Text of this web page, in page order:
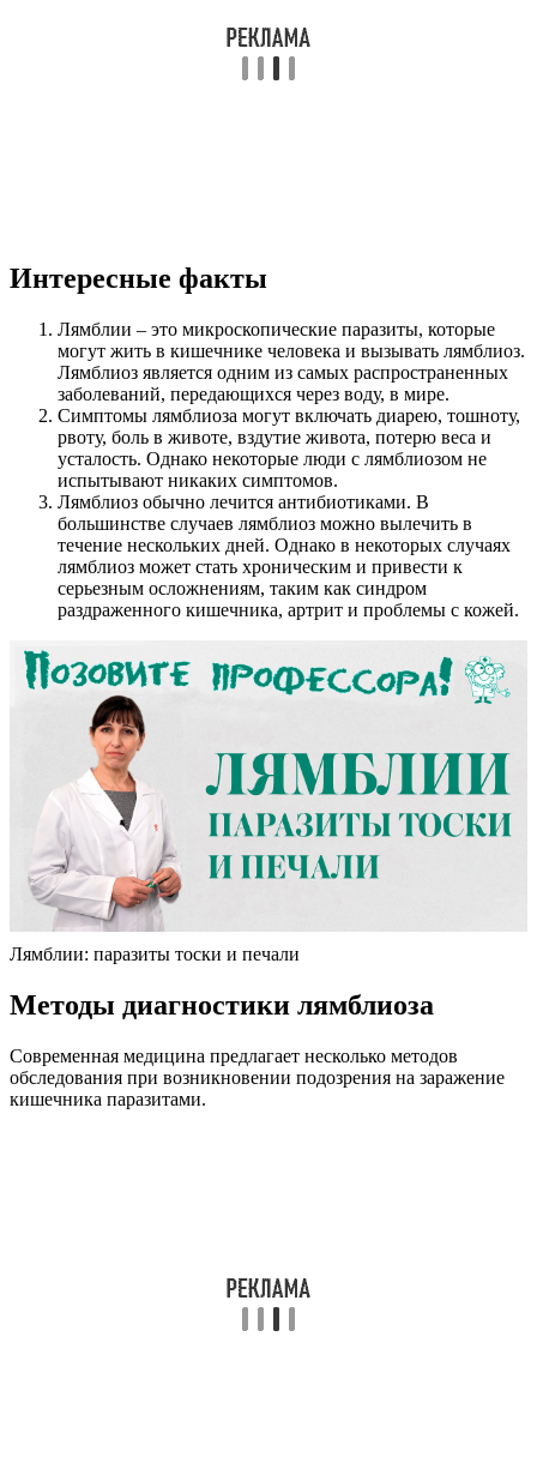
Интересные факты
Лямблии – это микроскопические паразиты, которые
могут жить в кишечнике человека и вызывать лямблиоз.
Лямблиоз является одним из самых распространенных
заболеваний, передающихся через воду, в мире.
Симптомы лямблиоза могут включать диарею, тошноту,
рвоту, боль в животе, вздутие живота, потерю веса и
усталость. Однако некоторые люди с лямблиозом не
испытывают никаких симптомов.
Лямблиоз обычно лечится антибиотиками. В
большинстве случаев лямблиоз можно вылечить в
течение нескольких дней. Однако в некоторых случаях
лямблиоз может стать хроническим и привести к
серьезным осложнениям, таким как синдром
раздраженного кишечника, артрит и проблемы с кожей.
Лямблии: паразиты тоски и печали
Методы диагностики лямблиоза
Современная медицина предлагает несколько методов
обследования при возникновении подозрения на заражение
кишечника паразитами.